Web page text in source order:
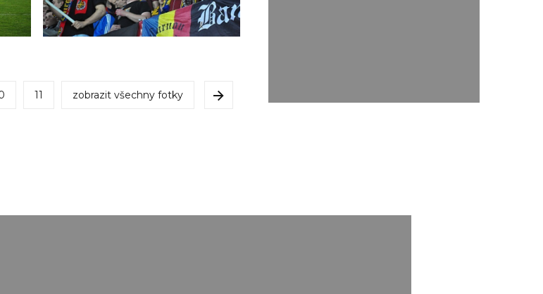
11 zobrazit všechny fotky